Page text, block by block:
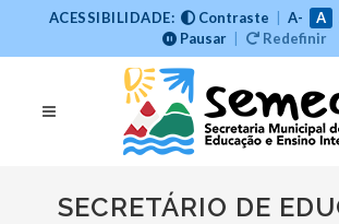
ACESSIBILIDADE: Contraste A- A
Pausar
Redefinir
SECRETÁRIO DE